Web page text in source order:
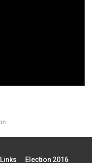
Links Election 2016